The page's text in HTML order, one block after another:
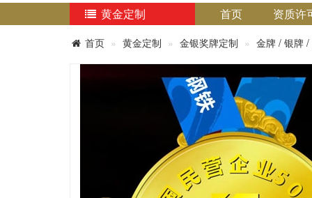
黄金定制 首页 资质许
首页 黄金定制 金银奖牌定制 金牌 / 银牌 /